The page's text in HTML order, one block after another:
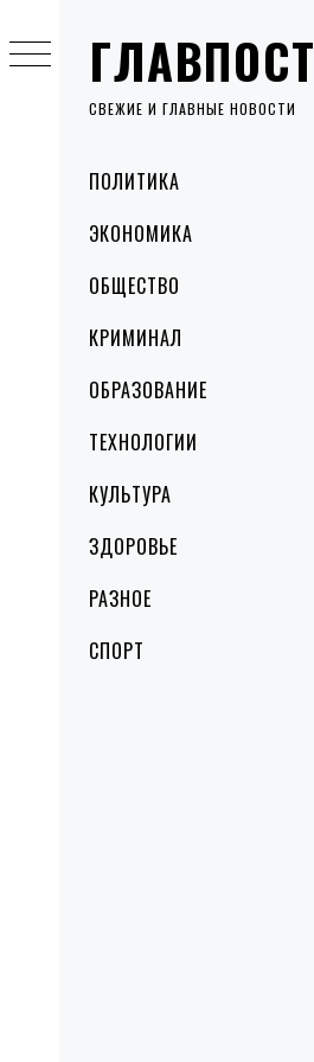
ГЛАВПОСТ
СВЕЖИЕ И ГЛАВНЫЕ НОВОСТИ
MenuПОЛИТИКА
ЭКОНОМИКА
ОБЩЕСТВО
КРИМИНАЛ
ОБРАЗОВАНИЕ
ТЕХНОЛОГИИ
КУЛЬТУРА
ЗДОРОВЬЕ
РАЗНОЕ
СПОРТ
to
content